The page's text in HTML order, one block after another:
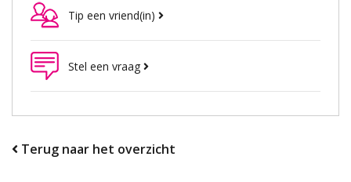
Tip een vriend(in)
Stel een vraag
Terug naar het overzicht